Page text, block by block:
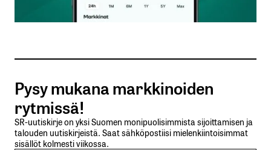
Sähköpostiosoitteesi
Tilaa SalkunRakentajan uutiskirje
Lähetä kommentti
Pysy mukana markkinoiden
rytmissä!
SR-uutiskirje on yksi Suomen monipuolisimmista sijoittamisen ja
talouden uutiskirjeistä. Saat sähköpostiisi mielenkiintoisimmat
sisällöt kolmesti viikossa.